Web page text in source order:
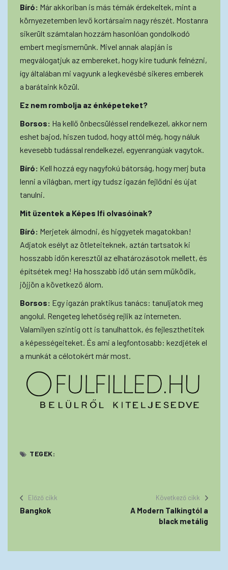
Bíró: Már akkoriban is más témák érdekeltek, mint a
környezetemben levő kortársaim nagy részét. Mostanra
sikerült számtalan hozzám hasonlóan gondolkodó
embert megismernünk. Mivel annak alapján is
megválogatjuk az embereket, hogy kire tudunk felnézni,
így általában mi vagyunk a legkevésbé sikeres emberek
a barátaink közül.
Ez nem rombolja az énképeteket?
Borsos: Ha kellő önbecsüléssel rendelkezel, akkor nem
eshet bajod, hiszen tudod, hogy attól még, hogy náluk
kevesebb tudással rendelkezel, egyenrangúak vagytok.
Bíró: Kell hozzá egy nagyfokú bátorság, hogy merj buta
lenni a világban, mert így tudsz igazán fejlődni és újat
tanulni.
Mit üzentek a Képes Ifi olvasóinak?
Bíró: Merjetek álmodni, és higgyetek magatokban!
Adjatok esélyt az ötleteiteknek, aztán tartsatok ki
hosszabb időn keresztül az elhatározásotok mellett, és
építsétek meg! Ha hosszabb idő után sem működik,
jöjjön a következő álom.
Borsos: Egy igazán praktikus tanács: tanuljatok meg
angolul. Rengeteg lehetőség rejlik az interneten.
Valamilyen szintig ott is tanulhattok, és fejleszthetitek
a képességeiteket. És ami a legfontosabb: kezdjétek el
a munkát a célotokért már most.
TEGEK:
Előző cikk
Bangkok
Következő cikk
A Modern Talkingtól a
black metálig